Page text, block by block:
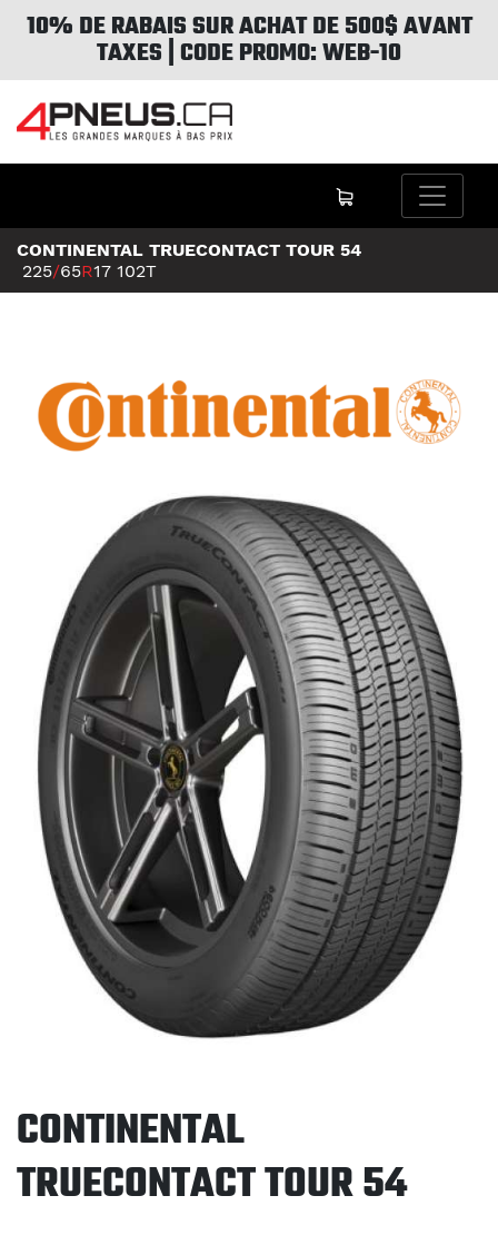
10% DE RABAIS SUR ACHAT DE 500$ AVANT
TAXES | CODE PROMO: WEB-10
CONTINENTAL TRUECONTACT TOUR 54
225/65R17 102T
CONTINENTAL
TRUECONTACT TOUR 54